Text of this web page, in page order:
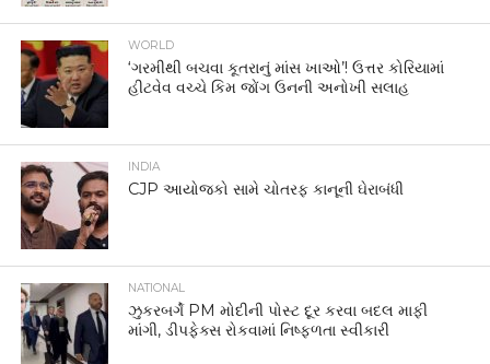
WORLD
‘ગરમીથી બચવા કૂતરાનું માંસ ખાઓ’! ઉત્તર કોરિયામાં
હીટવેવ વચ્ચે કિમ જોંગ ઉનની અનોખી સલાહ
INDIA
CJP આયોજકો સામે ચોતરફ કાનૂની ઘેરાબંધી
NATIONAL
ઝુકરબર્ગે PM મોદીની પોસ્ટ દૂર કરવા બદલ માફી
માંગી, ડીપફેક્સ રોકવામાં નિષ્ફળતા સ્વીકારી